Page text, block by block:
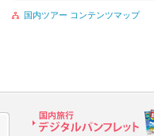
国内ツアー コンテンツマップ